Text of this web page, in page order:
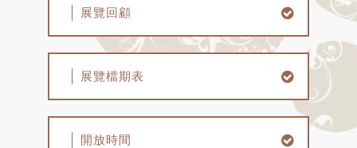
展覽回顧
展覽檔期表
開放時間